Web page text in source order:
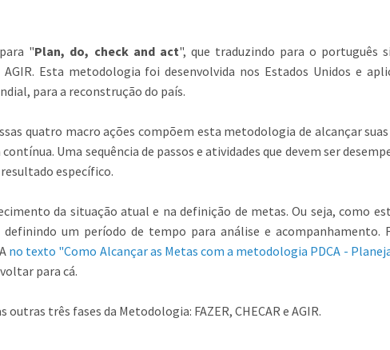
"Plan, do, check and act", que traduzindo para o português
AGIR. Esta metodologia foi desenvolvida nos Estados Unidos e
para a reconstrução do país.
quatro macro ações compõem esta metodologia de alcançar suas
Uma sequência de passos e atividades que devem ser
específico.
da situação atual e na definição de metas. Ou seja, como
definindo um período de tempo para análise e acompanhamento.
no texto "Como Alcançar as Metas com a metodologia PDCA -
para cá.
três fases da Metodologia: FAZER, CHECAR e AGIR.